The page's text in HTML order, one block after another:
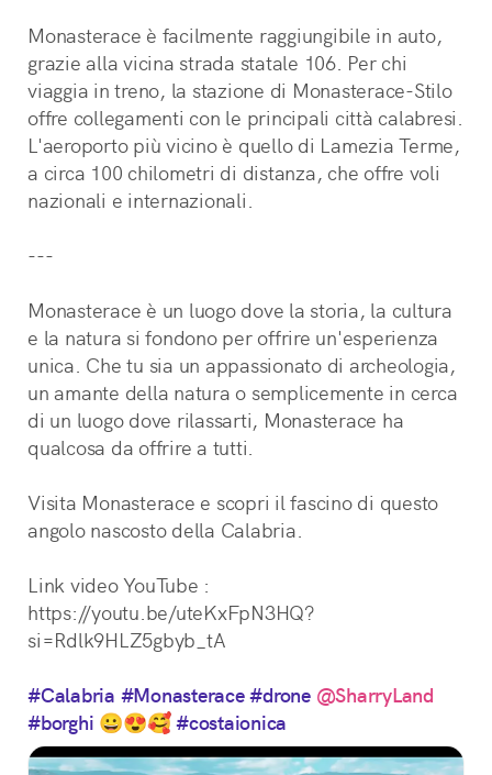
Monasterace è facilmente raggiungibile in auto,
grazie alla vicina strada statale 106. Per chi
viaggia in treno, la stazione di Monasterace-Stilo
offre collegamenti con le principali città calabresi.
L'aeroporto più vicino è quello di Lamezia Terme,
a circa 100 chilometri di distanza, che offre voli
nazionali e internazionali.
---
Monasterace è un luogo dove la storia, la cultura
e la natura si fondono per offrire un'esperienza
unica. Che tu sia un appassionato di archeologia,
un amante della natura o semplicemente in cerca
di un luogo dove rilassarti, Monasterace ha
qualcosa da offrire a tutti.
Visita Monasterace e scopri il fascino di questo
angolo nascosto della Calabria.
Link video YouTube :
https://youtu.be/uteKxFpN3HQ?
si=Rdlk9HLZ5gbyb_tA
#Calabria #Monasterace #drone @SharryLand
#borghi 😀😍🥰 #costaionica